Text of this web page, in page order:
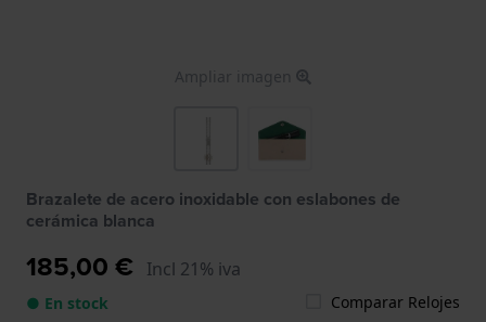
Ampliar imagen
Brazalete de acero inoxidable con eslabones de
cerámica blanca
185,00 € Incl 21% iva
● En stock Comparar Relojes